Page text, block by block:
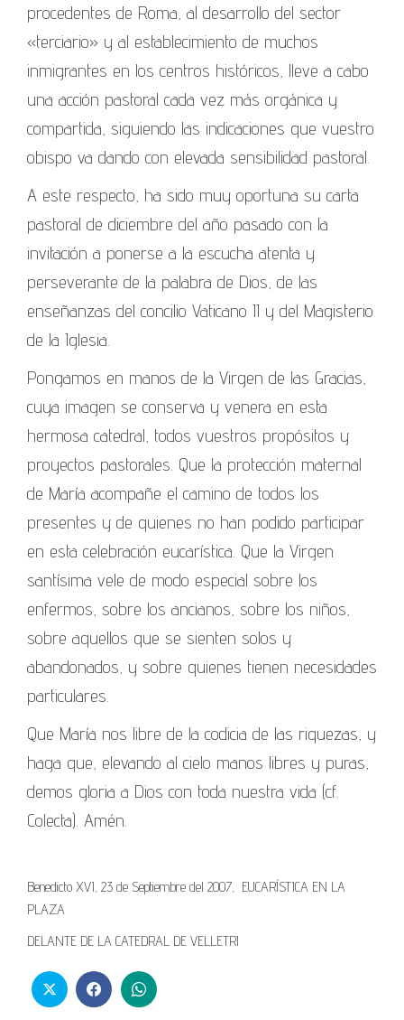
procedentes de Roma, al desarrollo del sector
«terciario» y al establecimiento de muchos
inmigrantes en los centros históricos, lleve a cabo
una acción pastoral cada vez más orgánica y
compartida, siguiendo las indicaciones que vuestro
obispo va dando con elevada sensibilidad pastoral.
A este respecto, ha sido muy oportuna su carta
pastoral de diciembre del año pasado con la
invitación a ponerse a la escucha atenta y
perseverante de la palabra de Dios, de las
enseñanzas del concilio Vaticano II y del Magisterio
de la Iglesia.
Pongamos en manos de la Virgen de las Gracias,
cuya imagen se conserva y venera en esta
hermosa catedral, todos vuestros propósitos y
proyectos pastorales. Que la protección maternal
de María acompañe el camino de todos los
presentes y de quienes no han podido participar
en esta celebración eucarística. Que la Virgen
santísima vele de modo especial sobre los
enfermos, sobre los ancianos, sobre los niños,
sobre aquellos que se sienten solos y
abandonados, y sobre quienes tienen necesidades
particulares.
Que María nos libre de la codicia de las riquezas, y
haga que, elevando al cielo manos libres y puras,
demos gloria a Dios con toda nuestra vida (cf.
Colecta). Amén.
Benedicto XVI, 23 de Septiembre del 2007, EUCARÍSTICA EN LA
PLAZA
DELANTE DE LA CATEDRAL DE VELLETRI